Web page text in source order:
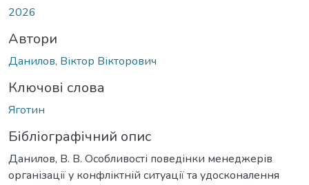
2026
Автори
Данилов, Віктор Вікторович
Ключові слова
Яготин
Бібліографічний опис
Данилов, В. В. Особливості поведінки менеджерів
організації у конфліктній ситуації та удосконалення